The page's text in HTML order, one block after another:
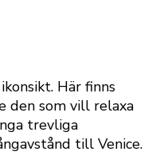
Här finns
den som vill relaxa
trevliga
till Venice.